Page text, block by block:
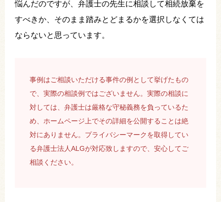
悩んだのですが、弁護士の先生に相談して相続放棄を
すべきか、そのまま踏みとどまるかを選択しなくては
ならないと思っています。
事例はご相談いただける事件の例として挙げたもの
で、実際の相談例ではございません。実際の相談に
対しては、弁護士は厳格な守秘義務を負っているた
め、ホームページ上でその詳細を公開することは絶
対にありません。プライバシーマークを取得してい
る弁護士法人ALGが対応致しますので、安心してご
相談ください。